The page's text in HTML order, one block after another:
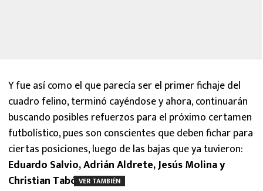
Y fue así como el que parecía ser el primer fichaje del
cuadro felino, terminó cayéndose y ahora, continuarán
buscando posibles refuerzos para el próximo certamen
futbolístico, pues son conscientes que deben fichar para
ciertas posiciones, luego de las bajas que ya tuvieron:
Eduardo Salvio, Adrián Aldrete, Jesús Molina y
Christian Tabó.VER TAMBIÉN